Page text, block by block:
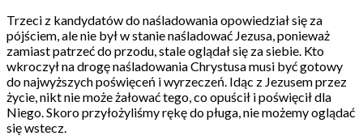
Trzeci z kandydatów do naśladowania opowiedział się za
pójściem, ale nie był w stanie naśladować Jezusa, ponieważ
zamiast patrzeć do przodu, stale oglądał się za siebie. Kto
wkroczył na drogę naśladowania Chrystusa musi być gotowy
do najwyższych poświęceń i wyrzeczeń. Idąc z Jezusem przez
życie, nikt nie może żałować tego, co opuścił i poświęcił dla
Niego. Skoro przyłożyliśmy rękę do pługa, nie możemy oglądać
się wstecz.